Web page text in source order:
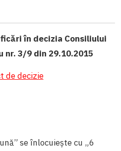
în decizia Consiliului
nr. 3/9 din 29.10.2015
de decizie
se înlocuiește cu „6